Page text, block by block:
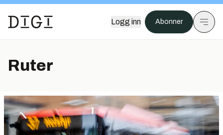
Logg inn Abonner
Ruter